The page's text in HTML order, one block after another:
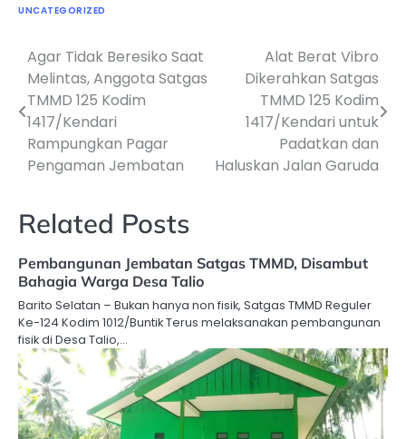
UNCATEGORIZED
Navigasi
pos
Agar Tidak Beresiko Saat
Melintas, Anggota Satgas
TMMD 125 Kodim
1417/Kendari
Rampungkan Pagar
Pengaman Jembatan
Alat Berat Vibro
Dikerahkan Satgas
TMMD 125 Kodim
1417/Kendari untuk
Padatkan dan
Haluskan Jalan Garuda
Related Posts
Pembangunan Jembatan Satgas TMMD, Disambut
Bahagia Warga Desa Talio
Barito Selatan – Bukan hanya non fisik, Satgas TMMD Reguler
Ke-124 Kodim 1012/Buntik Terus melaksanakan pembangunan
fisik di Desa Talio,…